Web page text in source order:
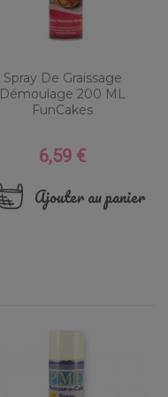
Spray De Graissage
Démoulage 200 ML
FunCakes
Prix
6,59 €
Ajouter au panier